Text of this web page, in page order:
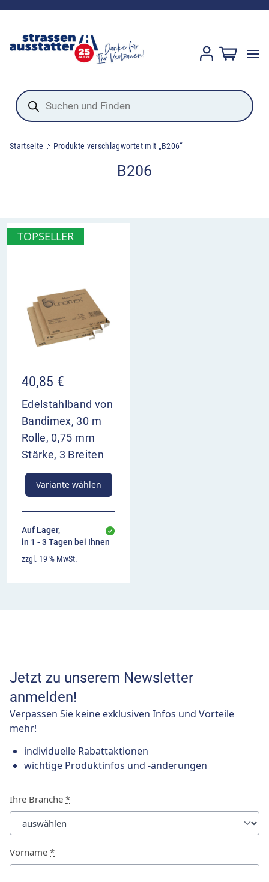
Products
search
Startseite Produkte verschlagwortet mit „B206“
B206
TOPSELLER
40,85 €
Edelstahlband von
Bandimex, 30 m
Rolle, 0,75 mm
Stärke, 3 Breiten
Variante wählen
Auf Lager,
in 1 - 3 Tagen bei Ihnen
zzgl. 19 % MwSt.
Jetzt zu unserem Newsletter
anmelden!
Verpassen Sie keine exklusiven Infos und Vorteile
mehr!
individuelle Rabattaktionen
wichtige Produktinfos und -änderungen
Ihre Branche *
Vorname *